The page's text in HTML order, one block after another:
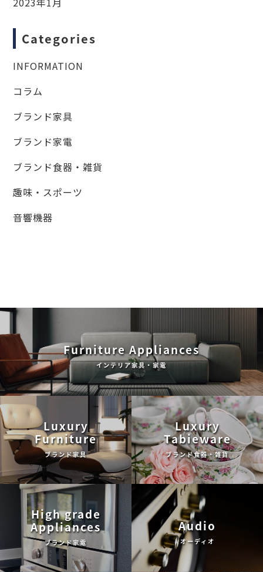
Categories
INFORMATION
コラム
ブランド家具
ブランド家電
ブランド食器・雑貨
趣味・スポーツ
音響機器
Furniture Appliances
インテリア家具・家電
Luxury
Furniture
ブランド家具
Luxury
Tabieware
ブランド食器・雑貨
High grade
Appliances
ブランド家電
Audio
オーディオ